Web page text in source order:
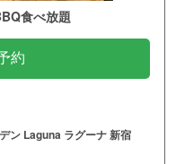
食べ放題
約
ン Laguna ラグーナ 新宿